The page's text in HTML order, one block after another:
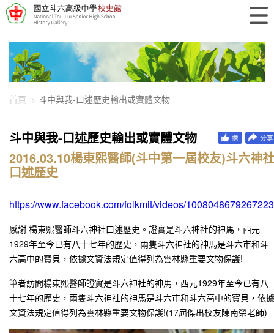
448-4093
首頁 斗中與我-口述歷史輸出或實體文物
斗中與我-口述歷史輸出或實體文物
2016.03.10楊東熙醫師(斗中第一屆校友)斗六神社
口述歷史
https://www.facebook.com/folkmit/videos/
感謝 楊東熙醫師斗六神社口述歷史。證實是斗六神社的神馬，西元
1929年至今已有八十七年的歷史，兩隻斗六神社的神馬是斗六市和斗
六高中的寶貝，依據文資法規定值得列為雲林縣重要文物保護!
筆者訪問楊東熙醫師證實是斗六神社的神馬，西元1929年至今已有八
十七年的歷史，兩隻斗六神社的神馬是斗六市和斗六高中的寶貝，依據
文資法規定值得列為雲林縣重要文物保護!(17屆傑出校友陳南榮老師)